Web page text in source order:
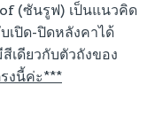
(ซันรูฟ) เป็นแนวคิด
เปิด-ปิดหลังคาได้
เดียวกับตัวถังของ
งนี้ค่ะ***